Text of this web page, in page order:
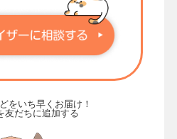
をいち早くお届け！
友だちに追加する